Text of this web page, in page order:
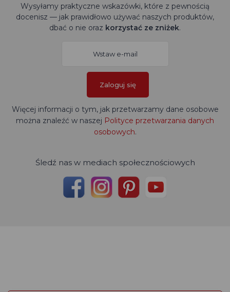
Wysyłamy praktyczne wskazówki, które z pewnością
docenisz — jak prawidłowo używać naszych produktów,
dbać o nie oraz korzystać ze zniżek.
Zaloguj się
Więcej informacji o tym, jak przetwarzamy dane osobowe
można znaleźć w naszej Polityce przetwarzania danych
osobowych.
Śledź nas w mediach społecznościowych